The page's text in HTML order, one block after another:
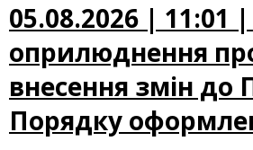
05.08.2026 | 11:01
оприлюднення
внесення змін до
Порядку